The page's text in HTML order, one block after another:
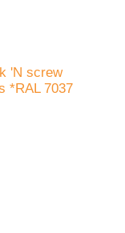
'N screw
*RAL 7037